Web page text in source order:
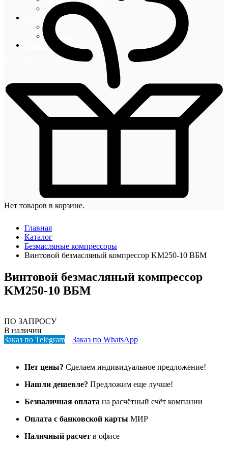
Акции и скидки
Информация
Блог
Новости
Контакты
Нет товаров в корзине.
Главная
Каталог
Безмасляные компрессоры
Винтовой безмасляный компрессор KM250-10 ВБМ
Винтовой безмасляный компрессор
KM250-10 ВБМ
ПО ЗАПРОСУ
В наличии
Заказ по Telegram
Заказ по WhatsApp
Нет цены? Сделаем индивидуальное предложение!
Нашли дешевле? Предложим еще лучше!
Безналичная оплата на расчётный счёт компании
Оплата с банковской карты МИР
Наличный расчет в офисе